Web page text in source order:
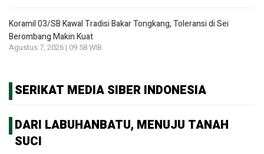
Koramil 03/SB Kawal Tradisi Bakar Tongkang, Toleransi di Sei
Berombang Makin Kuat
Agustus 7, 2026 | 09:58 WIB
SERIKAT MEDIA SIBER INDONESIA
DARI LABUHANBATU, MENUJU TANAH
SUCI